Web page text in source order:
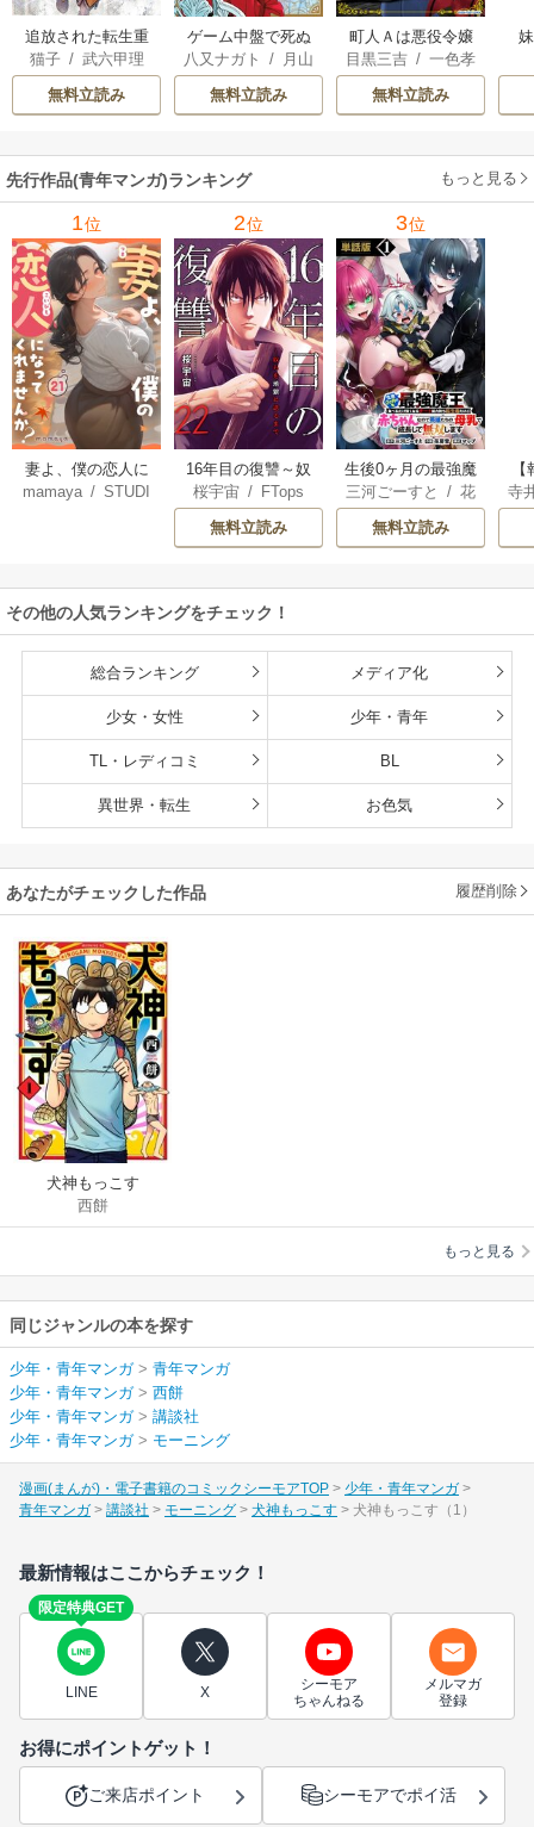
追放された転生重
騎士はゲーム知識
で無双する
猫子/ 武六甲理
衣/じゃいあん
無料立読み
ゲーム中盤で死ぬ
悪役貴族に転生し
たので、外れスキ
ル【テイム】を駆
してみた
八又ナガト /
月山
可也
無料立読み
町人Ａは悪役令嬢
をどうしても救い
たい ～どぶと空
と氷の姫君～
目黒三吉 /一色孝
太郎/Parum
無料立読み
先行作品(青年マンガ)ランキング もっと見る
1位
妻よ、僕の恋人に
なってくれません
mamaya/STUDI
2位
16年目の復讐～奴
らを地獄に送るま
で
桜宇宙 / FTops
無料立読み
3位
生後0ヶ月の最強魔
王 食べるだけ強
くなるチート能力
持ち転生者だけど
雄たちの母乳で成
三河ごーすと /花
房雪/ マップ
無料立読み
解
寺
その他の人気ランキングをチェック！
総合ランキング メディア化
少女・女性 少年・青年
TL・レディコミ BL
異世界・転生 お色気
あなたがチェックした作品 履歴削除
犬神もっこす
西餅
もっと見る
同じジャンルの本を探す
少年・青年マンガ> 青年マンガ
少年・青年マンガ> 西餅
少年・青年マンガ> 講談社
少年・青年マンガ> モーニング
漫画(まんが)・電子書籍のコミックシーモアTOP
少年・青年マンガ
青年マンガ
講談社 モーニング 犬神もっこす 犬神もっこす（1）
最新情報はここからチェック！
限定特典GET
LINE X
シーモア
ちゃんねる
メルマガ
登録
お得にポイントゲット！
ご来店ポイント シーモアでポイ活